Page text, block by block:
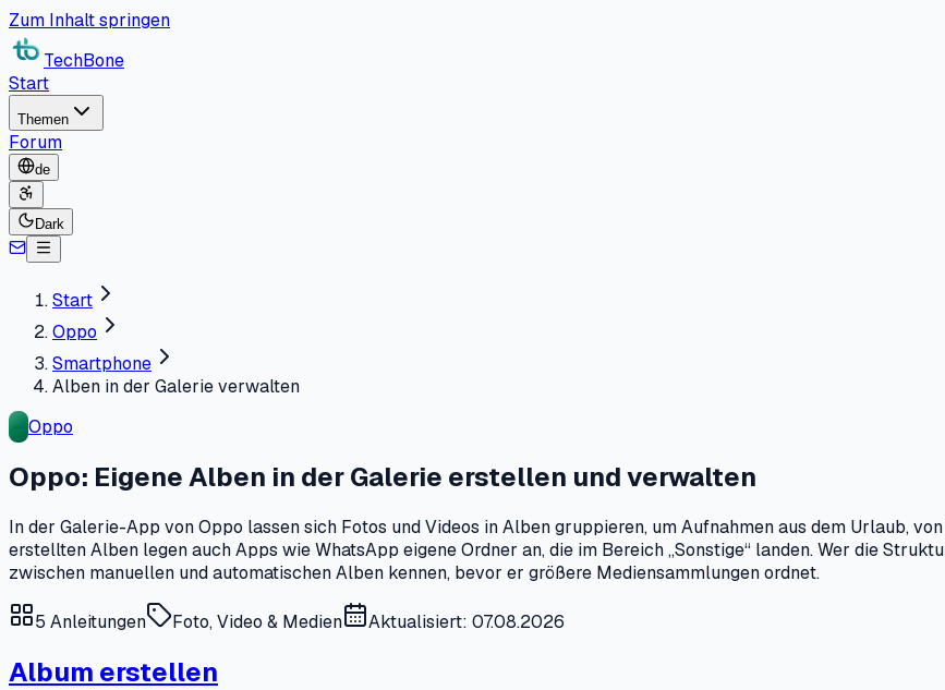
Zum Inhalt springen
TechBone
Start
Themen
Forum
de
Dark
Start
Oppo
Smartphone
Alben in der Galerie verwalten
Oppo
Oppo: Eigene Alben in der Galerie erstellen und verwalten
In der Galerie-App von Oppo lassen sich Fotos und Videos in Alben gruppieren, um Aufnahmen aus dem Urlaub,
erstellten Alben legen auch Apps wie WhatsApp eigene Ordner an, die im Bereich „Sonstige“ landen. Wer die
zwischen manuellen und automatischen Alben kennen, bevor er größere Mediensammlungen ordnet.
5 Anleitungen Foto, Video & Medien Aktualisiert: 07.08.2026
Album erstellen